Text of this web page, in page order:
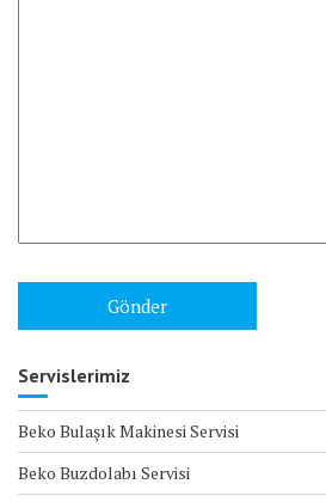
Servislerimiz
Beko Bulaşık Makinesi Servisi
Beko Buzdolabı Servisi